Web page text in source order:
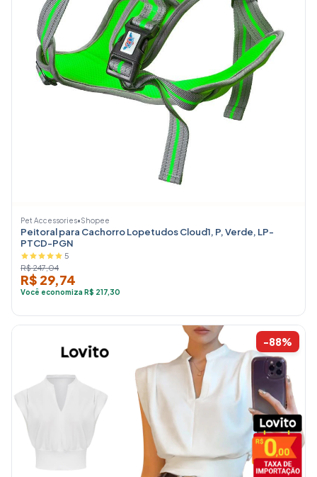
Pet Accessories•Shopee
Peitoral para Cachorro Lopetudos Cloud1, P, Verde, LP-
PTCD-PGN
5
R$ 247,04
R$ 29,74
Você economiza R$ 217,30
-88%